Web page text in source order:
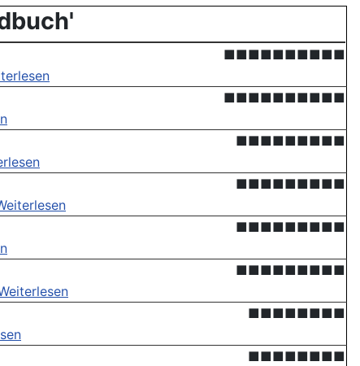
■■■■■■■■■■
■■■■■■■■■■
■■■■■■■■■
■■■■■■■■■
■■■■■■■■■
■■■■■■■■■
■■■■■■■■
■■■■■■■■